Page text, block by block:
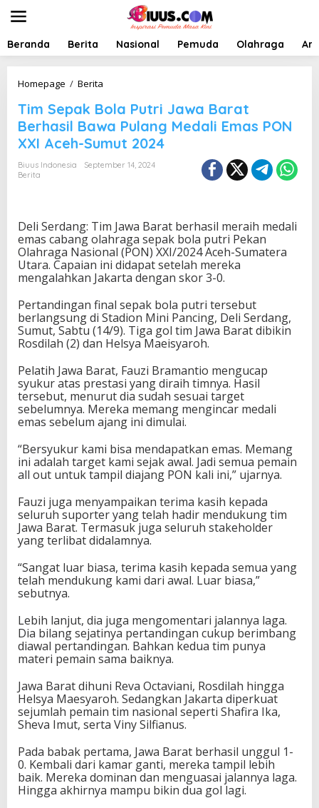
t
Beranda Berita Nasional Pemuda Olahraga
Homepage / Berita
m
S
e
p
a
P
u
t
r
J
a
w
a
a
r
a
t
B
e
r
h
a
s
l
B
a
w
P
u
n
g
M
e
a
l
i
E
a
s
P
O
Tim Sepak Bola Putri Jawa Barat
Berhasil Bawa Pulang Medali Emas PON
XXI Aceh-Sumut 2024
Biuus Indonesia
September 14, 2024
Berita
Deli Serdang: Tim Jawa Barat berhasil meraih medali
emas cabang olahraga sepak bola putri Pekan
Olahraga Nasional (PON) XXI/2024 Aceh-Sumatera
Utara. Capaian ini didapat setelah mereka
mengalahkan Jakarta dengan skor 3-0.
Pertandingan final sepak bola putri tersebut
berlangsung di Stadion Mini Pancing, Deli Serdang,
Sumut, Sabtu (14/9). Tiga gol tim Jawa Barat dibikin
Rosdilah (2) dan Helsya Maeisyaroh.
Pelatih Jawa Barat, Fauzi Bramantio mengucap
syukur atas prestasi yang diraih timnya. Hasil
tersebut, menurut dia sudah sesuai target
sebelumnya. Mereka memang mengincar medali
emas sebelum ajang ini dimulai.
“Bersyukur kami bisa mendapatkan emas. Memang
ini adalah target kami sejak awal. Jadi semua pemain
all out untuk tampil diajang PON kali ini,” ujarnya.
Fauzi juga menyampaikan terima kasih kepada
seluruh suporter yang telah hadir mendukung tim
Jawa Barat. Termasuk juga seluruh stakeholder
yang terlibat didalamnya.
“Sangat luar biasa, terima kasih kepada semua yang
telah mendukung kami dari awal. Luar biasa,”
sebutnya.
Lebih lanjut, dia juga mengomentari jalannya laga.
Dia bilang sejatinya pertandingan cukup berimbang
diawal pertandingan. Bahkan kedua tim punya
materi pemain sama baiknya.
Jawa Barat dihuni Reva Octaviani, Rosdilah hingga
Helsya Maesyaroh. Sedangkan Jakarta diperkuat
sejumlah pemain tim nasional seperti Shafira Ika,
Sheva Imut, serta Viny Silfianus.
Pada babak pertama, Jawa Barat berhasil unggul 1-
0. Kembali dari kamar ganti, mereka tampil lebih
baik. Mereka dominan dan menguasai jalannya laga.
Hingga akhirnya mampu bikin dua gol lagi.